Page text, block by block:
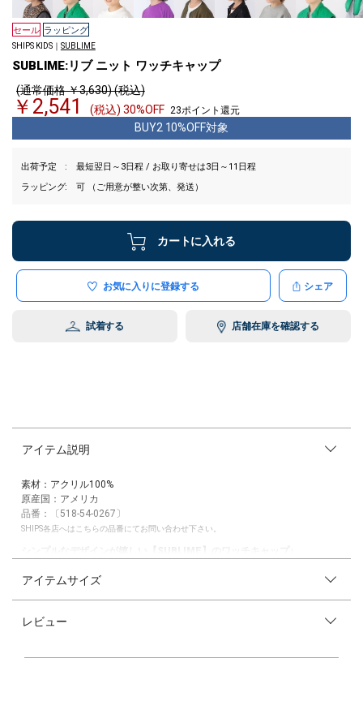
セール ラッピング
SHIPS KIDS｜ SUBLIME
SUBLIME:リブ ニット ワッチキャップ
(通常価格 ￥3,630) (税込)
￥2,541 (税込) 30%OFF 23ポイント還元
BUY2 10%OFF対象
出荷予定
最短翌日～3日程 / お取り寄せは3日～11日程
ラッピング
可 （ご用意が整い次第、発送）
カートに入れる
お気に入りに登録する シェア
試着する 店舗在庫を確認する
アイテム説明
素材：アクリル100%
原産国：アメリカ
品番：〔518-54-0267〕
SHIPS各店へはこちらの品番にてお問い合わせ下さい。
【素材特性/デザイン】
軽く柔らかな肌触りで、帽子が苦手なお子様もかぶりやすいアイテムで
アイテムサイズ
レビュー